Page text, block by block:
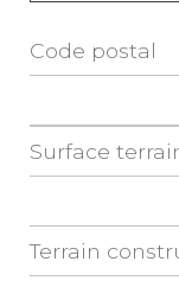
Label
Code postal
surface
Terrain